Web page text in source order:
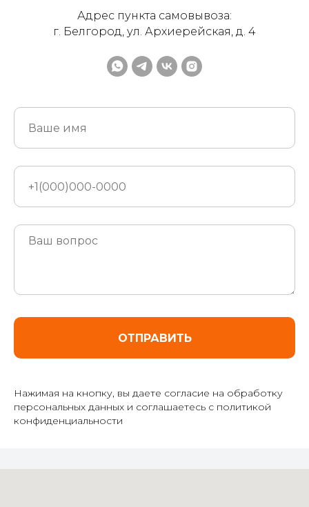
Адрес пункта самовывоза:
г. Белгород, ул. Архиерейская, д. 4
ОТПРАВИТЬ
Нажимая на кнопку, вы даете согласие на обработку
персональных данных и соглашаетесь c политикой
конфиденциальности